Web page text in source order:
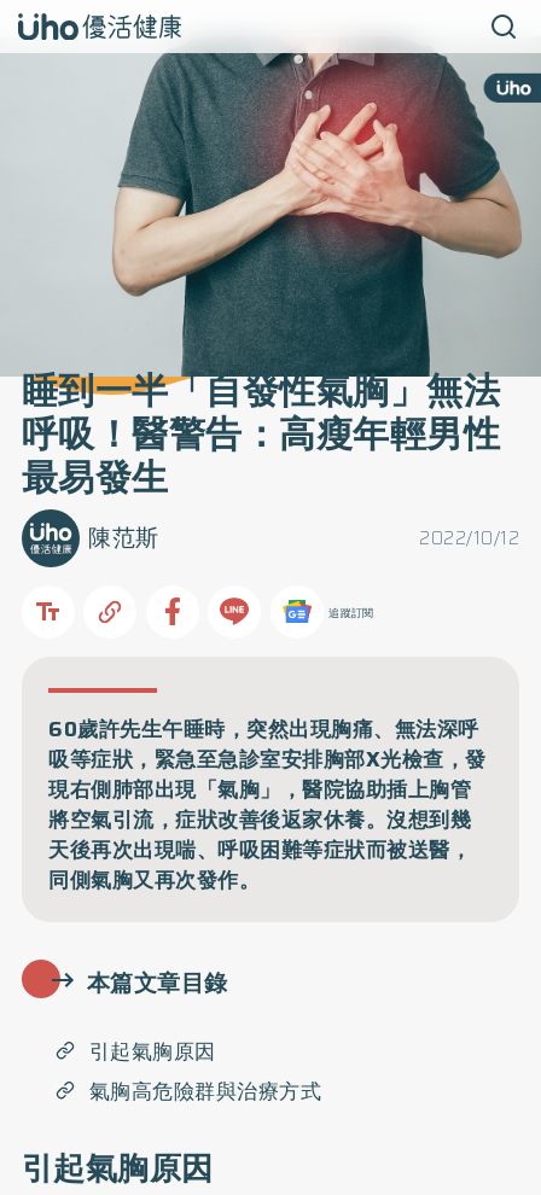
睡到一半「自發性氣胸」無法
呼吸！醫警告：高瘦年輕男性
最易發生
2022/10/12
陳范斯
追蹤訂閱
60歲許先生午睡時，突然出現胸痛、無法深呼
吸等症狀，緊急至急診室安排胸部X光檢查，發
現右側肺部出現「氣胸」，醫院協助插上胸管
將空氣引流，症狀改善後返家休養。沒想到幾
天後再次出現喘、呼吸困難等症狀而被送醫，
同側氣胸又再次發作。
本篇文章目錄
引起氣胸原因
氣胸高危險群與治療方式
引起氣胸原因